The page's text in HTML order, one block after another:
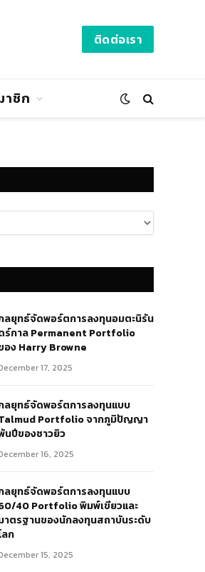
ติดต่อเรา
าชิก
ลยุทธ์​จัดพอร์ตการลงทุนอมตะนิรัน
ร์กาล Permanent Portfolio
อง Harry Browne
17, 2025
ลยุทธ์จัดพอร์ตการลงทุนแบบ
Portfolio จากภูมิปัญญา
นปีของชาวยิว
16, 2025
ลยุทธ์จัดพอร์ตการลงทุนแบบ
40 Portfolio พิมพ์เขียวและ
าตรฐานของนักลงทุนสถาบันระดับ
ลก
15, 2025